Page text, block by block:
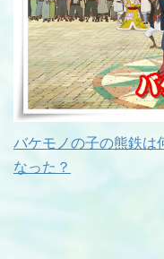
バケモノの子の熊鉄は
なった？